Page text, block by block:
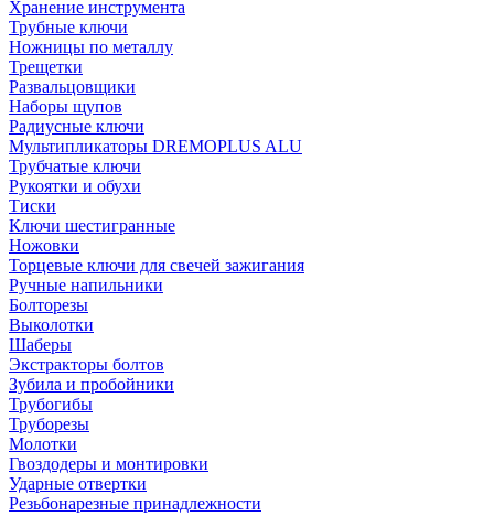
Хранение инструмента
Трубные ключи
Ножницы по металлу
Трещетки
Развальцовщики
Наборы щупов
Радиусные ключи
Мультипликаторы DREMOPLUS ALU
Трубчатые ключи
Рукоятки и обухи
Тиски
Ключи шестигранные
Ножовки
Торцевые ключи для свечей зажигания
Ручные напильники
Болторезы
Выколотки
Шаберы
Экстракторы болтов
Зубила и пробойники
Трубогибы
Труборезы
Молотки
Гвоздодеры и монтировки
Ударные отвертки
Резьбонарезные принадлежности